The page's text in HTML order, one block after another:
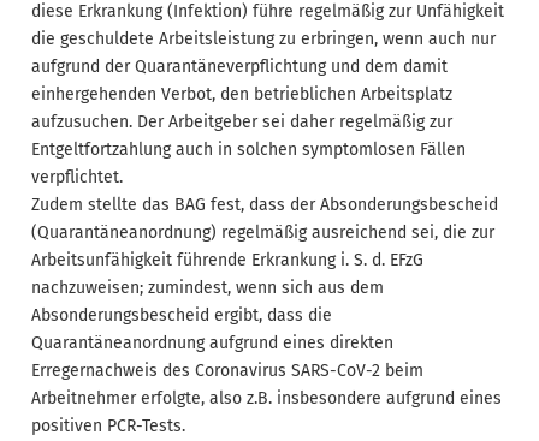
diese Erkrankung (Infektion) führe regelmäßig zur Unfähigkeit
die geschuldete Arbeitsleistung zu erbringen, wenn auch nur
aufgrund der Quarantäneverpflichtung und dem damit
einhergehenden Verbot, den betrieblichen Arbeitsplatz
aufzusuchen. Der Arbeitgeber sei daher regelmäßig zur
Entgeltfortzahlung auch in solchen symptomlosen Fällen
verpflichtet.
Zudem stellte das BAG fest, dass der Absonderungsbescheid
(Quarantäneanordnung) regelmäßig ausreichend sei, die zur
Arbeitsunfähigkeit führende Erkrankung i. S. d. EFzG
nachzuweisen; zumindest, wenn sich aus dem
Absonderungsbescheid ergibt, dass die
Quarantäneanordnung aufgrund eines direkten
Erregernachweis des Coronavirus SARS-CoV-2 beim
Arbeitnehmer erfolgte, also z.B. insbesondere aufgrund eines
positiven PCR-Tests.